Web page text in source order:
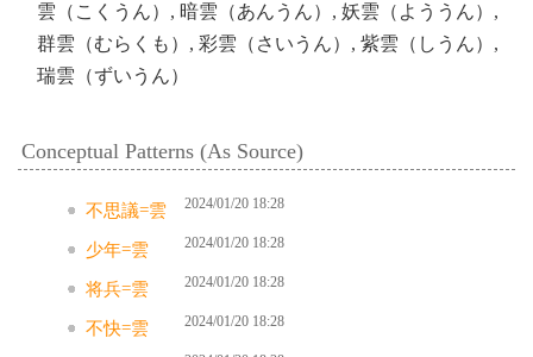
雲（こくうん）, 暗雲（あんうん）, 妖雲（よううん）,
群雲（むらくも）, 彩雲（さいうん）, 紫雲（しうん）,
瑞雲（ずいうん）
Conceptual Patterns (As Source)
不思議=雲 2024/01/20 18:28
少年=雲 2024/01/20 18:28
将兵=雲 2024/01/20 18:28
不快=雲 2024/01/20 18:28